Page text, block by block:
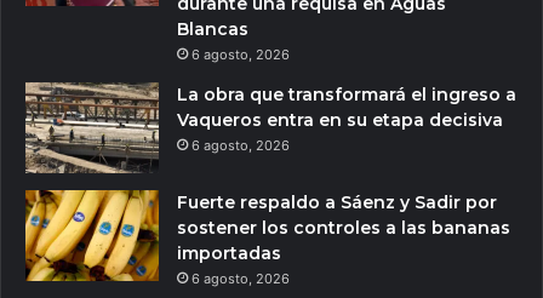
Blancas
6 agosto, 2026
La obra que transformará el ingreso a
Vaqueros entra en su etapa decisiva
6 agosto, 2026
Fuerte respaldo a Sáenz y Sadir por
sostener los controles a las bananas
importadas
6 agosto, 2026